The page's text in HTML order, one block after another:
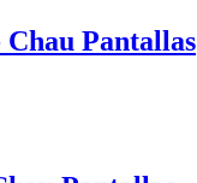
Chau Pantallas